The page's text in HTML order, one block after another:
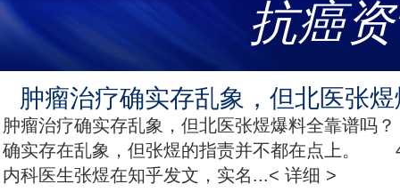
抗癌
肿瘤治疗确实存乱象，但北医张
肿瘤治疗确实存乱象，但北医张煜爆料全靠谱
确实存在乱象，但张煜的指责并不都在点上。
内科医生张煜在知乎发文，实名...< 详细 >